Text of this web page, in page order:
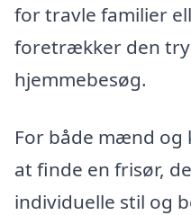
for travle familier
foretrækker den
hjemmebesøg.
For både mænd
at finde en frisør,
individuelle stil og